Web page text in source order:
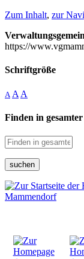
Zum Inhalt, zur
https://
Schriftgröße
A A A
Finden in gesamter
suchen